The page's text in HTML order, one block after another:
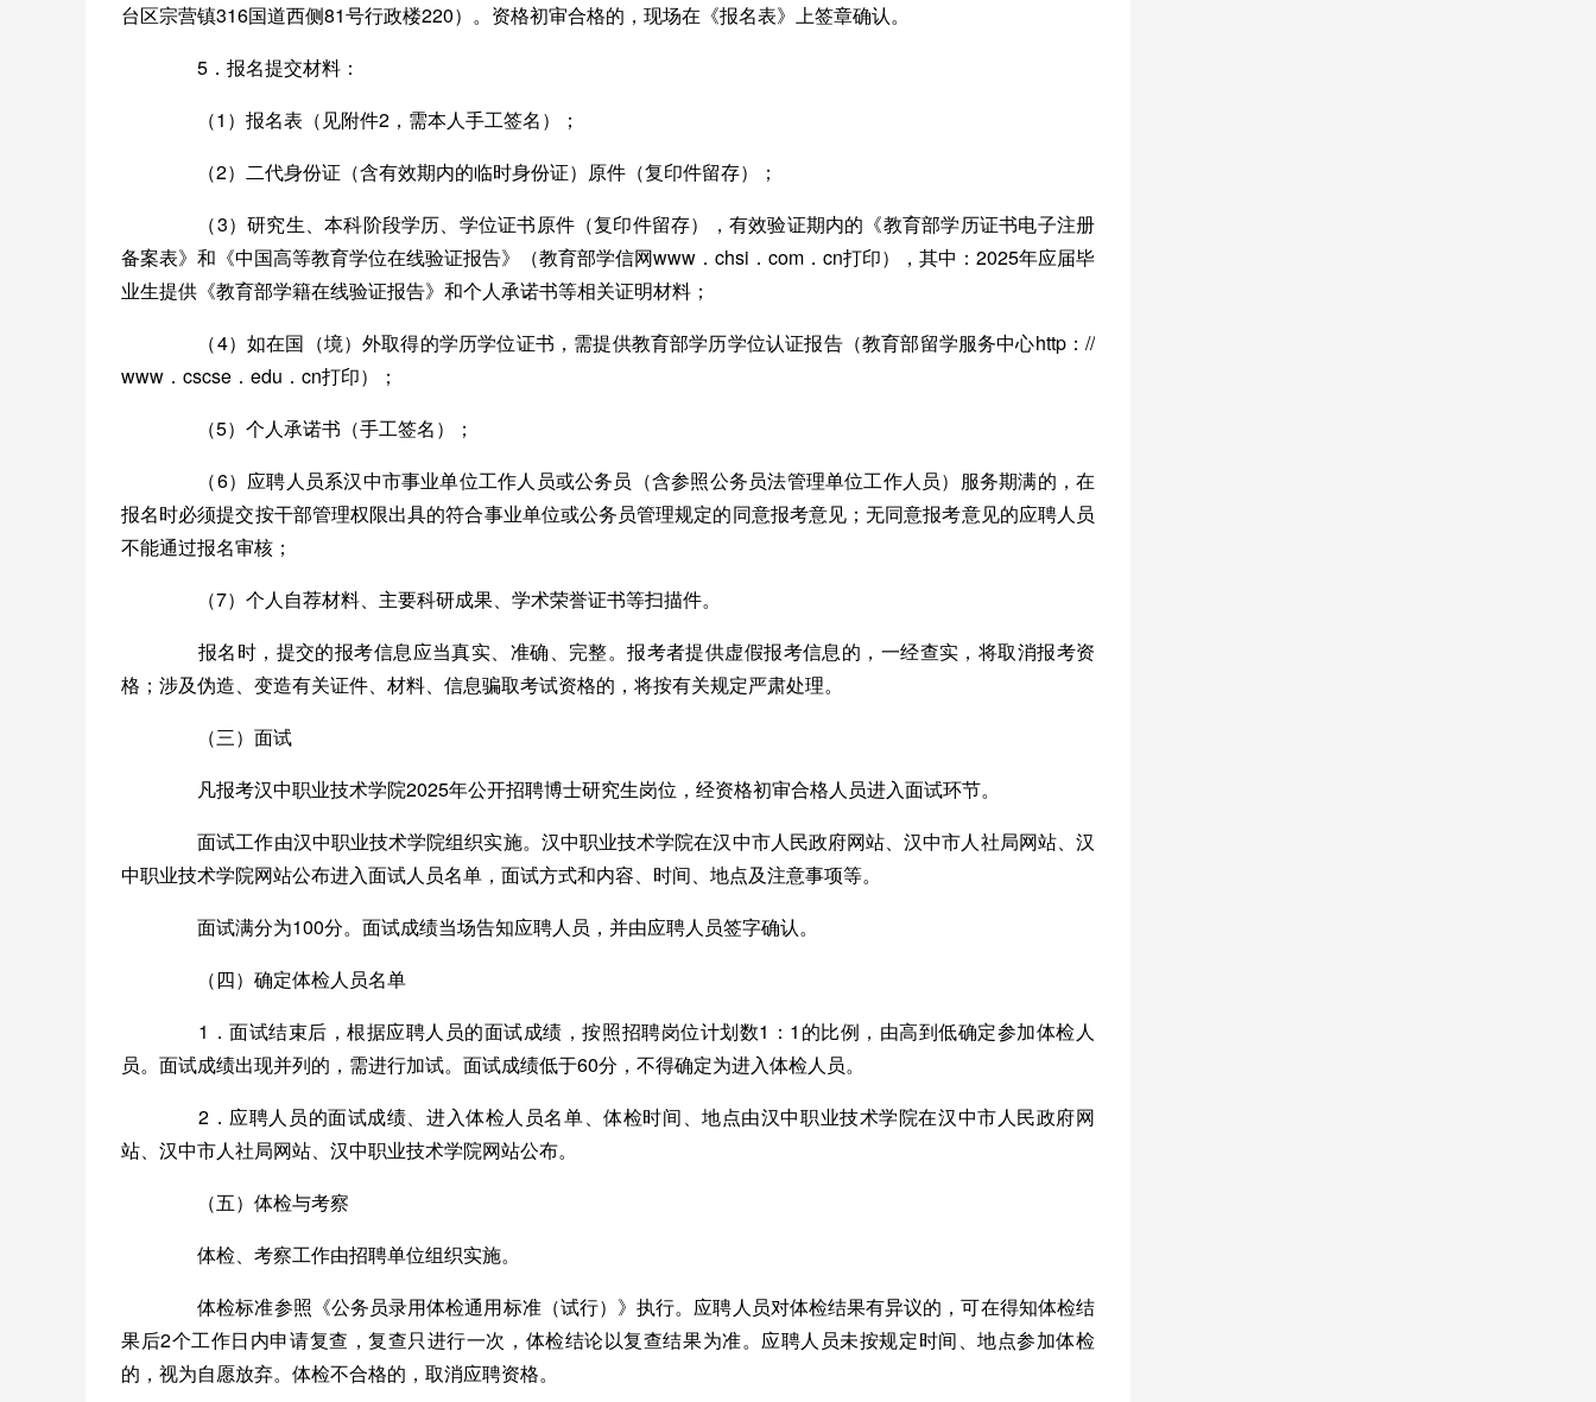
台区宗营镇316国道西侧81号行政楼220）。资格初审合格的，现场在《报名表》上签章确认。
5．报名提交材料：
（1）报名表（见附件2，需本人手工签名）；
（2）二代身份证（含有效期内的临时身份证）原件（复印件留存）；
（3）研究生、本科阶段学历、学位证书原件（复印件留存），有效验证期内的《教育部学历证书电子注册
备案表》和《中国高等教育学位在线验证报告》（教育部学信网www．chsi．com．cn打印），其中：2025年应届毕
业生提供《教育部学籍在线验证报告》和个人承诺书等相关证明材料；
（4）如在国（境）外取得的学历学位证书，需提供教育部学历学位认证报告（教育部留学服务中心http：//
www．cscse．edu．cn打印）；
（5）个人承诺书（手工签名）；
（6）应聘人员系汉中市事业单位工作人员或公务员（含参照公务员法管理单位工作人员）服务期满的，在
报名时必须提交按干部管理权限出具的符合事业单位或公务员管理规定的同意报考意见；无同意报考意见的应聘人员
不能通过报名审核；
（7）个人自荐材料、主要科研成果、学术荣誉证书等扫描件。
报名时，提交的报考信息应当真实、准确、完整。报考者提供虚假报考信息的，一经查实，将取消报考资
格；涉及伪造、变造有关证件、材料、信息骗取考试资格的，将按有关规定严肃处理。
（三）面试
凡报考汉中职业技术学院2025年公开招聘博士研究生岗位，经资格初审合格人员进入面试环节。
面试工作由汉中职业技术学院组织实施。汉中职业技术学院在汉中市人民政府网站、汉中市人社局网站、汉
中职业技术学院网站公布进入面试人员名单，面试方式和内容、时间、地点及注意事项等。
面试满分为100分。面试成绩当场告知应聘人员，并由应聘人员签字确认。
（四）确定体检人员名单
1．面试结束后，根据应聘人员的面试成绩，按照招聘岗位计划数1：1的比例，由高到低确定参加体检人
员。面试成绩出现并列的，需进行加试。面试成绩低于60分，不得确定为进入体检人员。
2．应聘人员的面试成绩、进入体检人员名单、体检时间、地点由汉中职业技术学院在汉中市人民政府网
站、汉中市人社局网站、汉中职业技术学院网站公布。
（五）体检与考察
体检、考察工作由招聘单位组织实施。
体检标准参照《公务员录用体检通用标准（试行）》执行。应聘人员对体检结果有异议的，可在得知体检结
果后2个工作日内申请复查，复查只进行一次，体检结论以复查结果为准。应聘人员未按规定时间、地点参加体检
的，视为自愿放弃。体检不合格的，取消应聘资格。